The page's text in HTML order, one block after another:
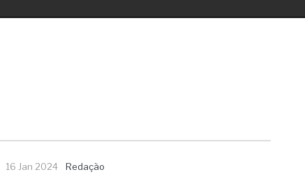
não está no modelo de IA
B2B e a venda complexa
dos fios, cabos e
16 Jan 2024 Redação